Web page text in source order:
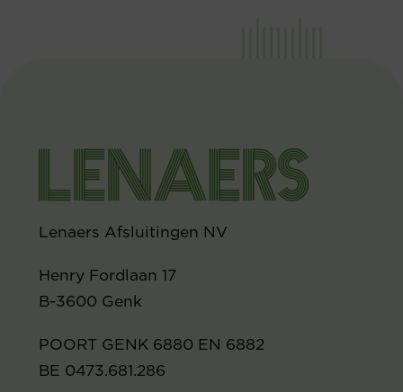
Lenaers Afsluitingen NV
Henry Fordlaan 17
B-3600 Genk
POORT GENK 6880 EN 6882
BE 0473.681.286